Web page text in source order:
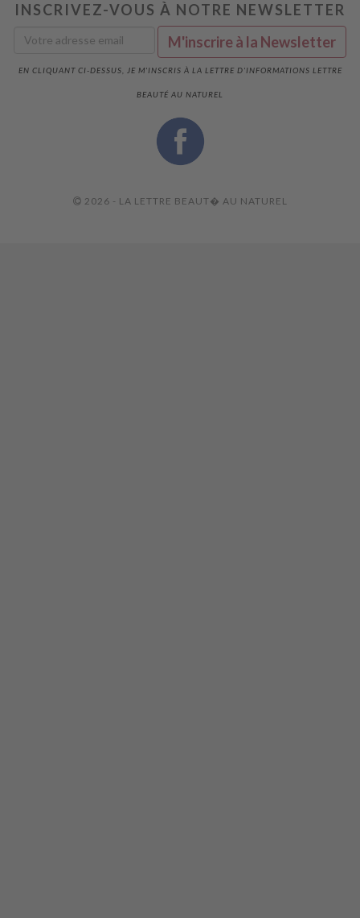
INSCRIVEZ-VOUS À NOTRE NEWSLETTER
EN CLIQUANT CI-DESSUS, JE M'INSCRIS À LA LETTRE D'INFORMATIONS LETTRE
BEAUTÉ AU NATUREL
2026 - LA LETTRE BEAUT� AU NATUREL